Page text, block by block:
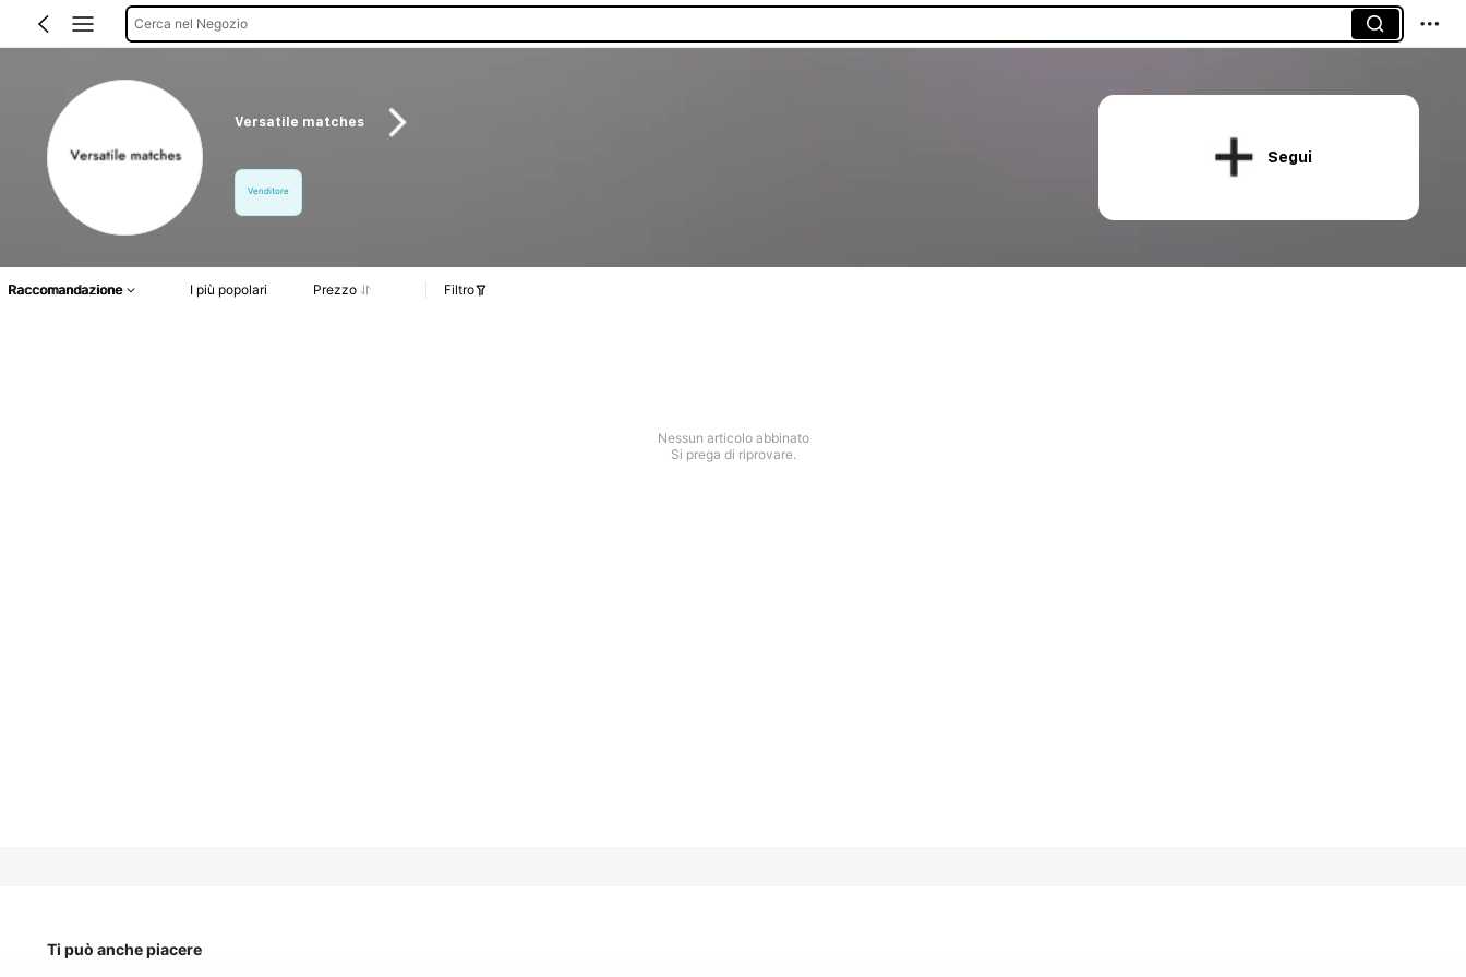
Cerca nel Negozio
Versatile matches
Venditore
Segui
Raccomandazione I più popolari Prezzo Filtro
Nessun articolo abbinato
Si prega di riprovare.
Ti può anche piacere